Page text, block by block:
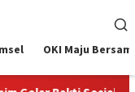
OKI Maju